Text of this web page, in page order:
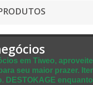
em Tiweo,
seu maior prazer.
DESTOKAGE